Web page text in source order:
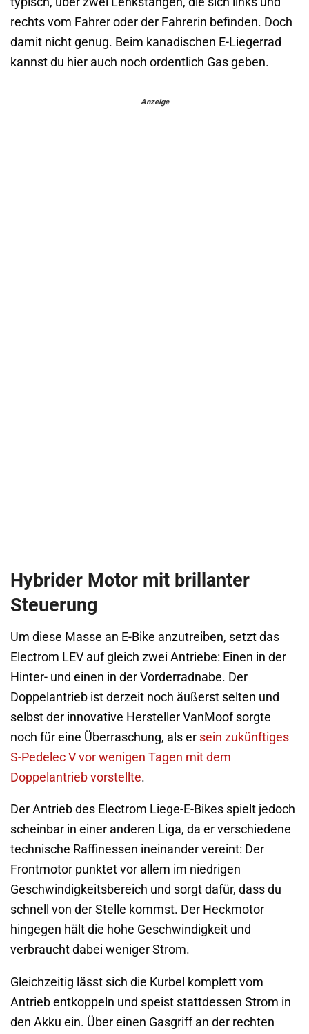
rechts vom Fahrer oder der Fahrerin befinden. Doch
damit nicht genug. Beim kanadischen E-Liegerrad
kannst du hier auch noch ordentlich Gas geben.
Anzeige
Hybrider Motor mit brillanter
Steuerung
Um diese Masse an E-Bike anzutreiben, setzt das
Electrom LEV auf gleich zwei Antriebe: Einen in der
Hinter- und einen in der Vorderradnabe. Der
Doppelantrieb ist derzeit noch äußerst selten und
selbst der innovative Hersteller VanMoof sorgte
noch für eine Überraschung, als er sein zukünftiges
S-Pedelec V vor wenigen Tagen mit dem
Doppelantrieb vorstellte.
Der Antrieb des Electrom Liege-E-Bikes spielt jedoch
scheinbar in einer anderen Liga, da er verschiedene
technische Raffinessen ineinander vereint: Der
Frontmotor punktet vor allem im niedrigen
Geschwindigkeitsbereich und sorgt dafür, dass du
schnell von der Stelle kommst. Der Heckmotor
hingegen hält die hohe Geschwindigkeit und
verbraucht dabei weniger Strom.
Gleichzeitig lässt sich die Kurbel komplett vom
Antrieb entkoppeln und speist stattdessen Strom in
den Akku ein. Über einen Gasgriff an der rechten